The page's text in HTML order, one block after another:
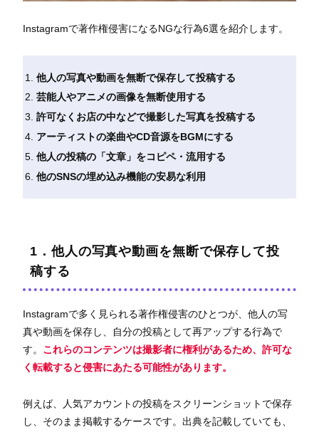
Instagramで著作権侵害になるNGな行為6選を紹介します。
他人の写真や動画を無断で保存して投稿する
芸能人やアニメの画像を無断使用する
許可なくお店の中などで撮影した写真を投稿する
アーティストの楽曲やCD音源をBGMにする
他人の投稿の「文章」をコピペ・流用する
他のSNSの埋め込み機能の安易な利用
1．他人の写真や動画を無断で保存して投
稿する
Instagramで多く見られる著作権侵害のひとつが、他人の写
真や動画を保存し、自分の投稿として再アップする行為で
す。 これらのコンテンツは撮影者に権利があるため、許可な
く転載すると侵害にあたる可能性があります。
例えば、人気アカウントの投稿をスクリーンショットで保存
し、そのまま掲載するケースです。出典を記載していても、